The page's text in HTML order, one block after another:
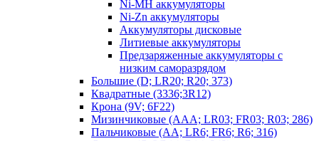
Ni-MH аккумуляторы
Ni-Zn аккумуляторы
Аккумуляторы дисковые
Литиевые аккумуляторы
Предзаряженные аккумуляторы с
низким саморазрядом
Большие (D; LR20; R20; 373)
Квадратные (3336;3R12)
Крона (9V; 6F22)
Мизинчиковые (AAA; LR03; FR03; R03; 286)
Пальчиковые (AA; LR6; FR6; R6; 316)